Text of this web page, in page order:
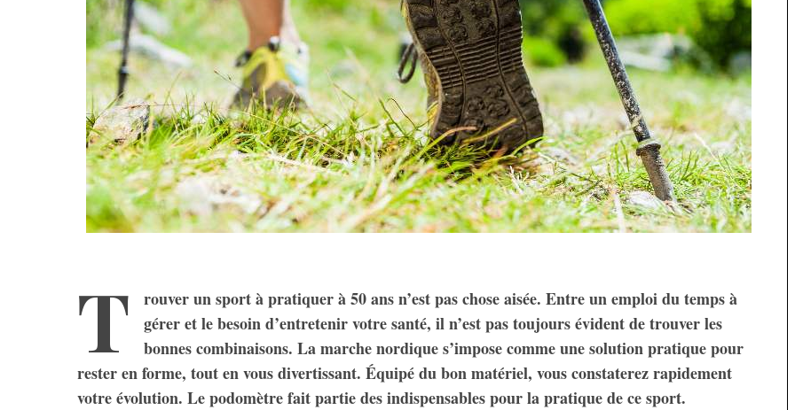
T
rouver un sport à pratiquer à 50 ans n’est pas chose aisée. Entre un emploi du temps à
gérer et le besoin d’entretenir votre santé, il n’est pas toujours évident de trouver les
bonnes combinaisons. La marche nordique s’impose comme une solution pratique pour
rester en forme, tout en vous divertissant. Équipé du bon matériel, vous constaterez rapidement
votre évolution. Le podomètre fait partie des indispensables pour la pratique de ce sport.